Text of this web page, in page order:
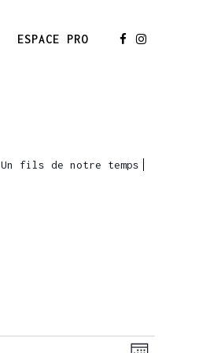
ESPACE PRO
Un fils de notre temps
NAVIGATION